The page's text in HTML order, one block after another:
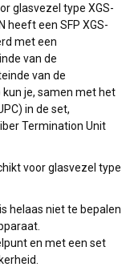
glasvezel type XGS-
heeft een SFP XGS-
met een
van de
van de
kun je, samen met het
in de set,
Termination Unit
voor glasvezel type
helaas niet te bepalen
en met een set